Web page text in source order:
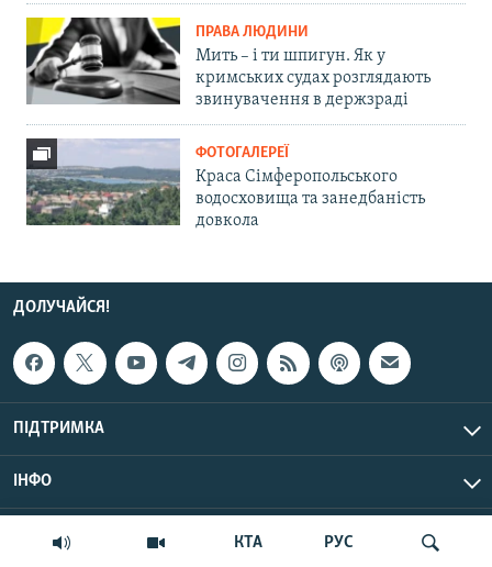
КТА РУС
ПРАВА ЛЮДИНИ
Мить – і ти шпигун. Як у
кримських судах розглядають
звинувачення в держзраді
ФОТОГАЛЕРЕЇ
Краса Сімферопольського
водосховища та занедбаність
довкола
ДОЛУЧАЙСЯ!
ПІДТРИМКА
ІНФО
© Крим.Реалії, 2026 | Усі права застережено.